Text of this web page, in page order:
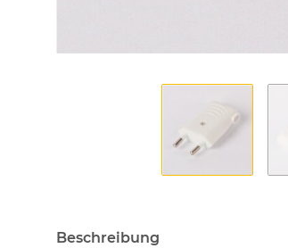
Beschreibung